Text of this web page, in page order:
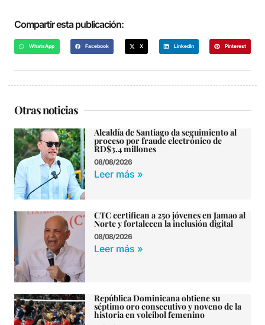
Compartir esta publicación:
WhatsApp Facebook X LinkedIn Pinterest
Otras noticias
Alcaldía de Santiago da seguimiento al
proceso por fraude electrónico de
RD$3.4 millones
08/08/2026
Leer más »
CTC certifican a 250 jóvenes en Jamao al
Norte y fortalecen la inclusión digital
08/08/2026
Leer más »
República Dominicana obtiene su
séptimo oro consecutivo y noveno de la
historia en voleibol femenino